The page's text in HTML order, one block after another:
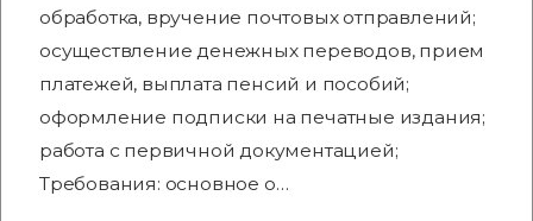
обработка, вручение почтовых отправлений;
осуществление денежных переводов, прием
платежей, выплата пенсий и пособий;
оформление подписки на печатные издания;
работа с первичной документацией;
Требования: основное о…